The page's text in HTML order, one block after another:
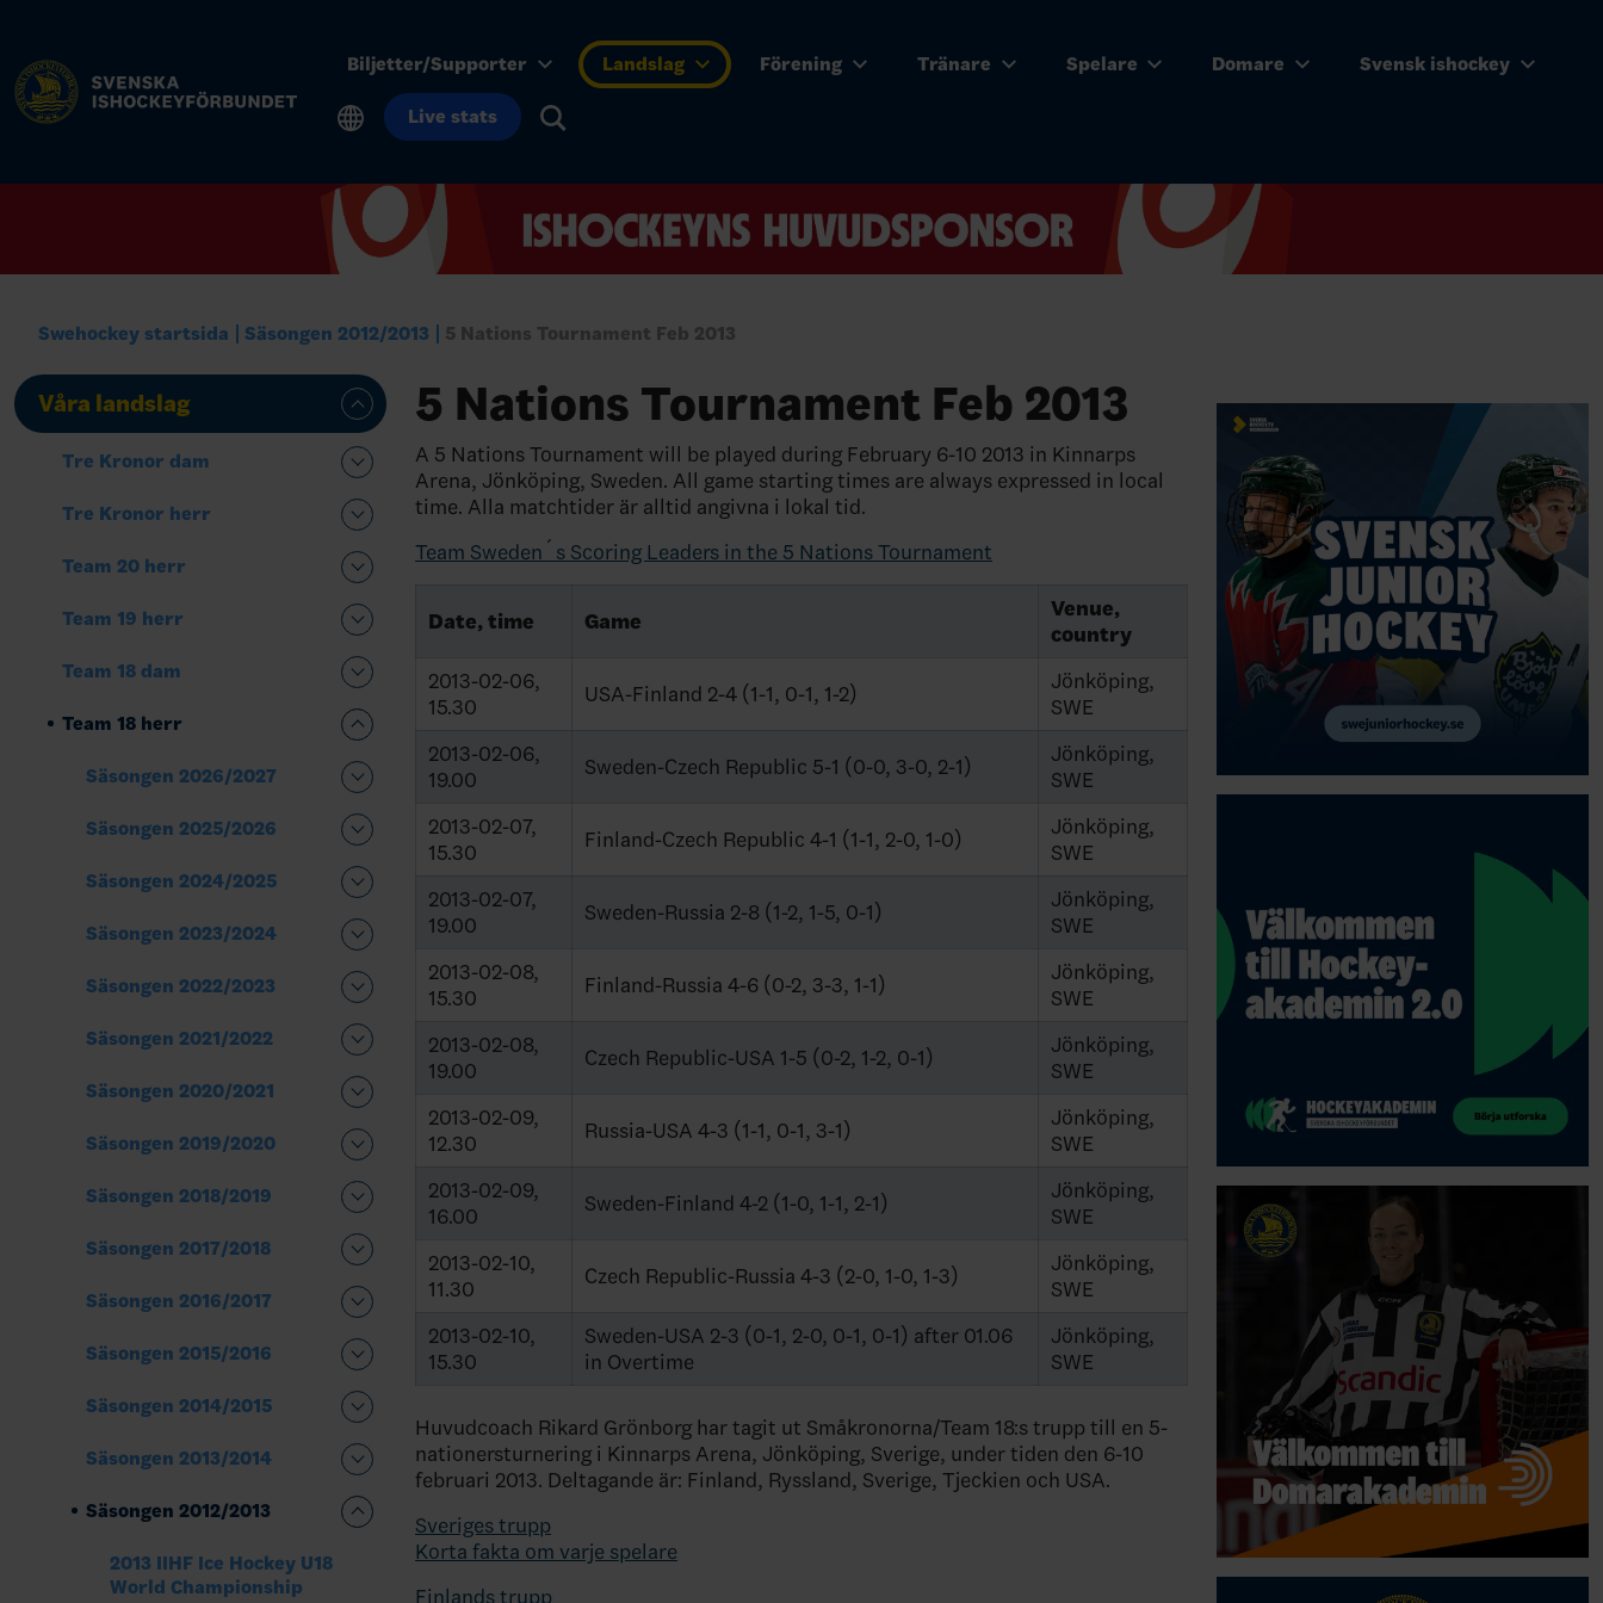
Biljetter/Supporter Landslag Förening Tränare Spelare Domare Svensk ishockey
Live stats
Swehockey startsida Säsongen 2012/2013 5 Nations Tournament Feb 2013
Våra landslag
Tre Kronor dam
Tre Kronor herr
Team 20 herr
Team 19 herr
Team 18 dam
Team 18 herr
Säsongen 2026/2027
Säsongen 2025/2026
Säsongen 2024/2025
Säsongen 2023/2024
Säsongen 2022/2023
Säsongen 2021/2022
Säsongen 2020/2021
Säsongen 2019/2020
Säsongen 2018/2019
Säsongen 2017/2018
Säsongen 2016/2017
Säsongen 2015/2016
Säsongen 2014/2015
Säsongen 2013/2014
Säsongen 2012/2013
2013 IIHF Ice Hockey U18
World Championship
5 Nations Tournament Feb 2013
A 5 Nations Tournament will be played during February 6-10 2013 in Kinnarps
Arena, Jönköping, Sweden. All game starting times are always expressed in local
time. Alla matchtider är alltid angivna i lokal tid.
Team Sweden´s Scoring Leaders in the 5 Nations Tournament
Date, time Game
Venue,
country
2013-02-06,
15.30
USA-Finland 2-4 (1-1, 0-1, 1-2)
Jönköping,
SWE
2013-02-06,
19.00
Sweden-Czech Republic 5-1 (0-0, 3-0, 2-1)
Jönköping,
SWE
2013-02-07,
15.30
Finland-Czech Republic 4-1 (1-1, 2-0, 1-0)
Jönköping,
SWE
2013-02-07,
19.00
Sweden-Russia 2-8 (1-2, 1-5, 0-1)
Jönköping,
SWE
2013-02-08,
15.30
Finland-Russia 4-6 (0-2, 3-3, 1-1)
Jönköping,
SWE
2013-02-08,
19.00
Czech Republic-USA 1-5 (0-2, 1-2, 0-1)
Jönköping,
SWE
2013-02-09,
12.30
Russia-USA 4-3 (1-1, 0-1, 3-1)
Jönköping,
SWE
2013-02-09,
16.00
Sweden-Finland 4-2 (1-0, 1-1, 2-1)
Jönköping,
SWE
2013-02-10,
11.30
Czech Republic-Russia 4-3 (2-0, 1-0, 1-3)
Jönköping,
SWE
2013-02-10,
15.30
Sweden-USA 2-3 (0-1, 2-0, 0-1, 0-1) after 01.06
in Overtime
Jönköping,
SWE
Huvudcoach Rikard Grönborg har tagit ut Småkronorna/Team 18:s trupp till en 5-
nationersturnering i Kinnarps Arena, Jönköping, Sverige, under tiden den 6-10
februari 2013. Deltagande är: Finland, Ryssland, Sverige, Tjeckien och USA.
Sveriges trupp
Korta fakta om varje spelare
Finlands trupp